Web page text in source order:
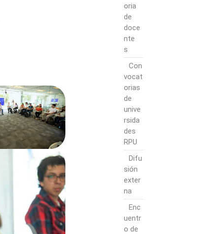
oria
de
doce
nte
s
Con
vocat
orias
de
unive
rsida
des
RPU
Difu
sión
exter
na
Enc
uentr
o de